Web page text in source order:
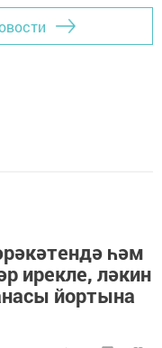
һәм
ирекле, ләкин
йортына